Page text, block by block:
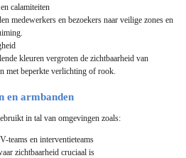
calamiteiten
medewerkers en bezoekers naar veilige zones en
kleuren vergroten de zichtbaarheid van
met beperkte verlichting of rook.
en armbanden
in tal van omgevingen zoals:
teams en interventieteams
zichtbaarheid cruciaal is